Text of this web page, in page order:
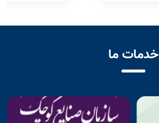
خدمات ما